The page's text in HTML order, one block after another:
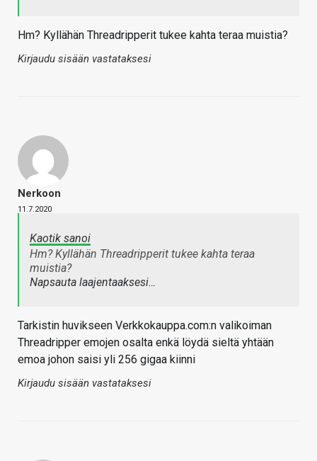
Hm? Kyllähän Threadripperit tukee kahta teraa muistia?
Kirjaudu sisään vastataksesi
Nerkoon
11.7.2020
Kaotik sanoi
Hm? Kyllähän Threadripperit tukee kahta teraa
muistia?
Napsauta laajentaaksesi…
Tarkistin huvikseen Verkkokauppa.com:n valikoiman
Threadripper emojen osalta enkä löydä sieltä yhtään
emoa johon saisi yli 256 gigaa kiinni
Kirjaudu sisään vastataksesi